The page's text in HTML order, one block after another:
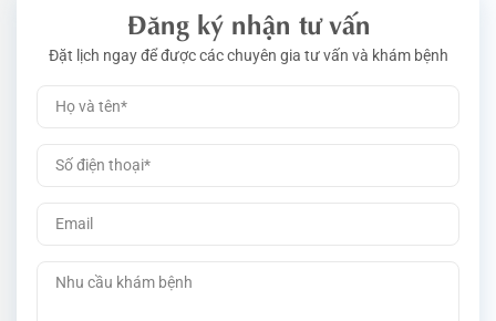
Đăng ký nhận tư vấn
Đặt lịch ngay để được các chuyên gia tư vấn và khám bệnh